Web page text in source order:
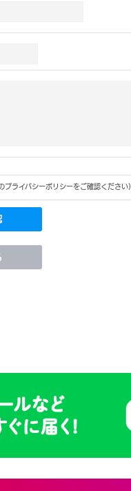
プライバシーポリシーをご確認ください)